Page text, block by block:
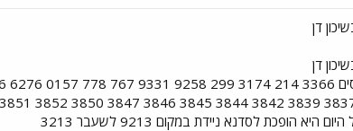
דן
דן
הופכת לסדנא ניידת במקום 9213 לשעבר 3213